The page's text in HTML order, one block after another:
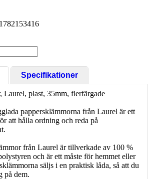
Specifikationer
Laurel, plast, 35mm, flerfärgade
pappersklämmorna från Laurel är ett
att hålla ordning och reda på
från Laurel är tillverkade av 100 %
och är ett måste för hemmet eller
säljs i en praktisk låda, så att du
på dem.